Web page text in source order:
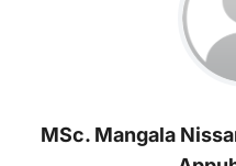
MSc. Mangala